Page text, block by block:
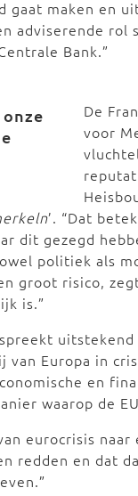
gaat maken en
adviserende rol
Bank.”
De
voor
’. “Dat
dit gezegd
politiek als
groot risico,
is.”
Europa in
en
waarop de
eurocrisis
redden en dat